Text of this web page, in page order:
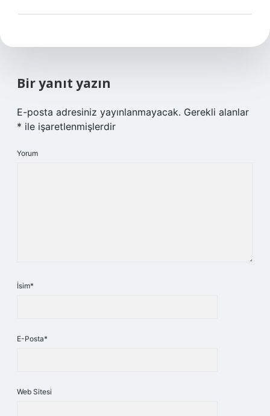
Bir yanıt yazın
E-posta adresiniz yayınlanmayacak. Gerekli alanlar
* ile işaretlenmişlerdir
Yorum
İsim*
E-Posta*
Web Sitesi